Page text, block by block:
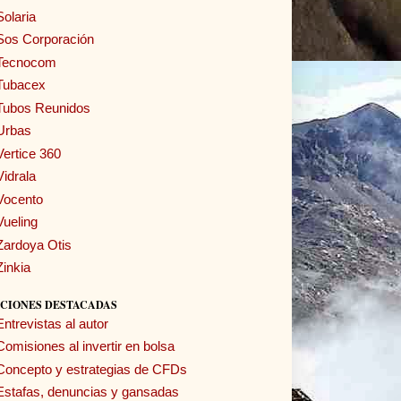
Corporación
Reunidos
360
Otis
DESTACADAS
al autor
al invertir en bolsa
y estrategias de CFDs
denuncias y gansadas